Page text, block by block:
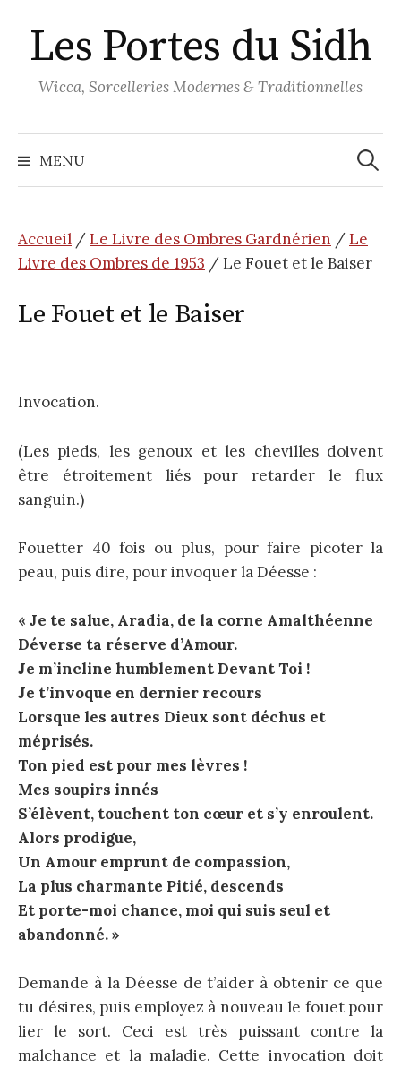
au
contenu
Les Portes du Sidh
Wicca, Sorcelleries Modernes & Traditionnelles
MENU
Accueil /Le Livre des Ombres Gardnérien /Le
Livre des Ombres de 1953 / Le Fouet et le Baiser
Le Fouet et le Baiser
Invocation.
(Les pieds, les genoux et les chevilles doivent
être étroitement liés pour retarder le flux
sanguin.)
Fouetter 40 fois ou plus, pour faire picoter la
peau, puis dire, pour invoquer la Déesse :
« Je te salue, Aradia, de la corne Amalthéenne
Déverse ta réserve d’Amour.
Je m’incline humblement Devant Toi !
Je t’invoque en dernier recours
Lorsque les autres Dieux sont déchus et
méprisés.
Ton pied est pour mes lèvres !
Mes soupirs innés
S’élèvent, touchent ton cœur et s’y enroulent.
Alors prodigue,
Un Amour emprunt de compassion,
La plus charmante Pitié, descends
Et porte-moi chance, moi qui suis seul et
abandonné. »
Demande à la Déesse de t’aider à obtenir ce que
tu désires, puis employez à nouveau le fouet pour
lier le sort. Ceci est très puissant contre la
malchance et la maladie. Cette invocation doit